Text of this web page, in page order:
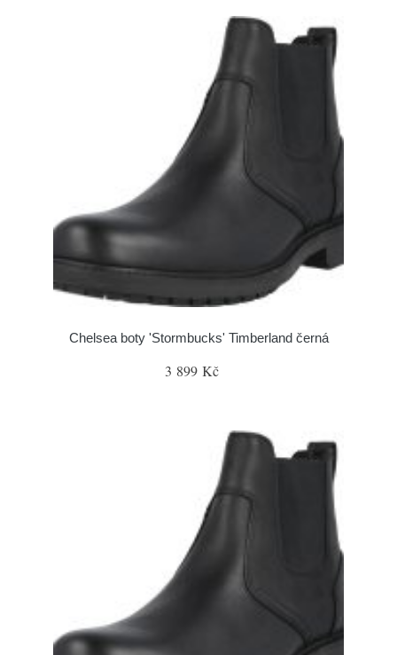
Chelsea boty 'Stormbucks' Timberland černá
3 899 Kč